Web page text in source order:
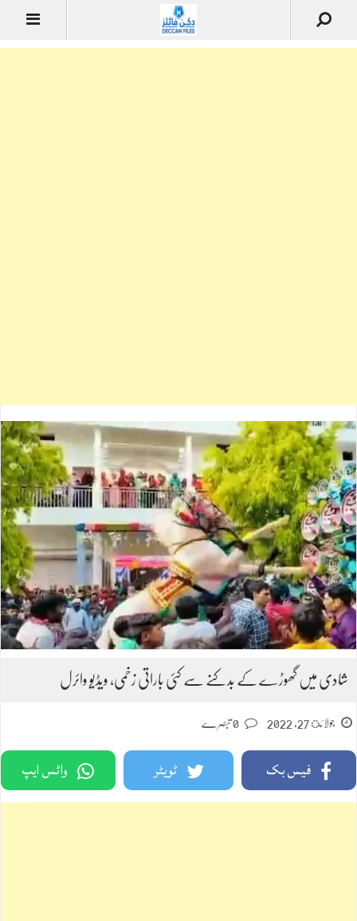
شادی میں گھوڑے کے بدکنے سے کئی باراتی زخمی، ویڈیو وائرل
جولائ 27, 2022
فیس بک ٹویٹر واٹس ایپ